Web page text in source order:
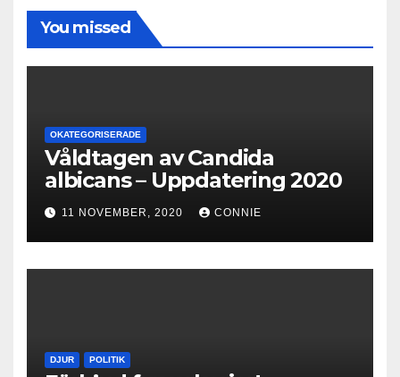
You missed
OKATEGORISERADE
Våldtagen av Candida
albicans – Uppdatering 2020
11 NOVEMBER, 2020 CONNIE
DJUR POLITIK